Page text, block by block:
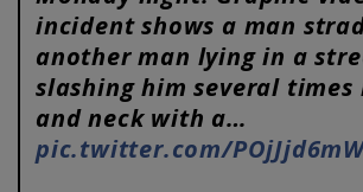
incident shows a man
another man lying in a
slashing him several
and neck with a…
pic.twitter.com/